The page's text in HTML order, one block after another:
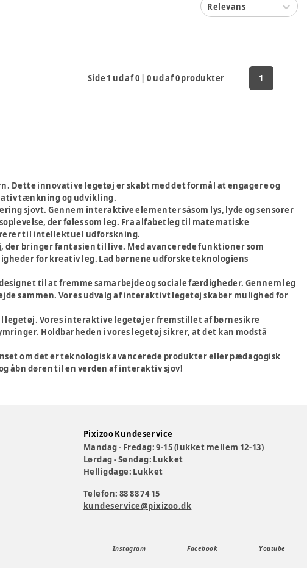
Relevans
Side 1 ud af0 |0 ud af0produkter 1
Dette innovative legetøj er skabt med det formål at engagere og
tænkning og udvikling.
sjovt. Gennem interaktive elementer såsom lys, lyde og sensorer
der føles som leg. Fra alfabetleg til matematiske
til intellektuel udforskning.
bringer fantasien til live. Med avancerede funktioner som
for kreativ leg. Lad børnene udforske teknologiens
til at fremme samarbejde og sociale færdigheder. Gennem leg
sammen. Vores udvalg af interaktivt legetøj skaber mulighed for
Vores interaktive legetøj er fremstillet af børnesikre
Holdbarheden i vores legetøj sikrer, at det kan modstå
om det er teknologisk avancerede produkter eller pædagogisk
åbn døren til en verden af interaktiv sjov!
Pixizoo Kundeservice
Mandag - Fredag: 9-15 (lukket mellem 12-13)
Lørdag - Søndag: Lukket
Helligdage: Lukket
Telefon: 88 88 74 15
kundeservice@pixizoo.dk
Instagram Facebook Youtube